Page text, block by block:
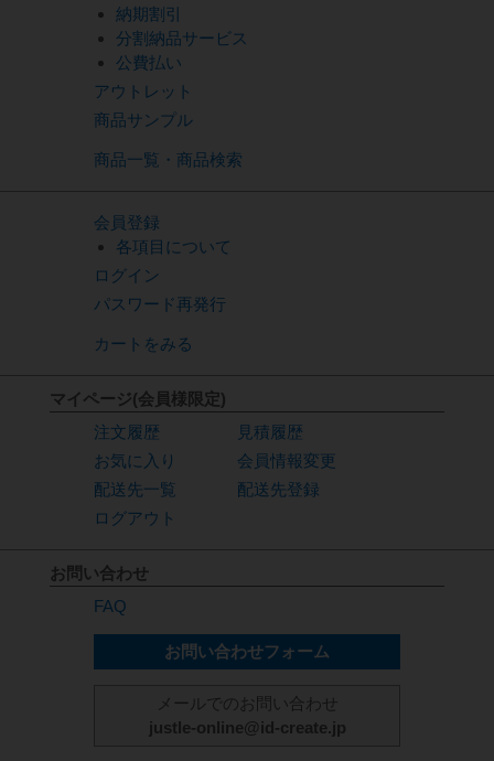
納期割引
分割納品サービス
公費払い
アウトレット
商品サンプル
商品一覧・商品検索
会員登録
各項目について
ログイン
パスワード再発行
カートをみる
マイページ(会員様限定)
注文履歴
見積履歴
お気に入り
会員情報変更
配送先一覧
配送先登録
ログアウト
お問い合わせ
FAQ
お問い合わせフォーム
メールでのお問い合わせ
justle-online@id-create.jp